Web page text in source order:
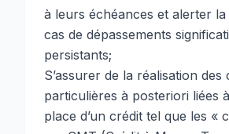
à leurs échéances et alerter
cas de dépassements
persistants;
S’assurer de la réalisation des
particulières à posteriori liées
place d’un crédit tel que les «